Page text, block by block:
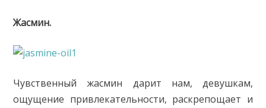
Жасмин.
Чувственный жасмин дарит нам, девушкам,
ощущение привлекательности, раскрепощает и